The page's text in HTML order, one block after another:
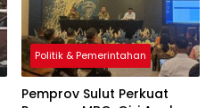
Politik & Pemerintahan
Pemprov Sulut Perkuat